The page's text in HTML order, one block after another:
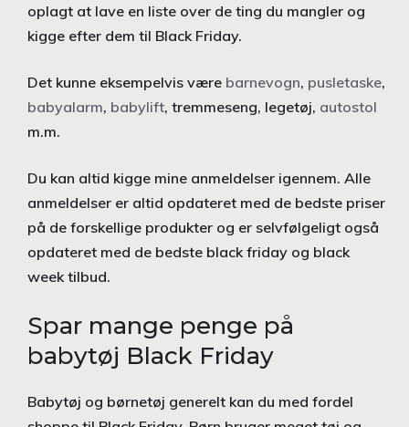
oplagt at lave en liste over de ting du mangler og
kigge efter dem til Black Friday.
Det kunne eksempelvis være barnevogn, pusletaske,
babyalarm, babylift, tremmeseng, legetøj, autostol
m.m.
Du kan altid kigge mine anmeldelser igennem. Alle
anmeldelser er altid opdateret med de bedste priser
på de forskellige produkter og er selvfølgeligt også
opdateret med de bedste black friday og black
week tilbud.
Spar mange penge på
babytøj Black Friday
Babytøj og børnetøj generelt kan du med fordel